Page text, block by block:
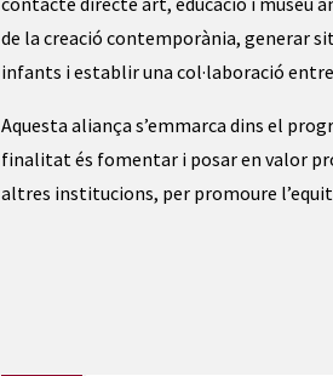
de la creació contemporània, generar
infants i establir una col·laboració
Aquesta aliança s’emmarca dins el
finalitat és fomentar i posar en valor
altres institucions, per promoure